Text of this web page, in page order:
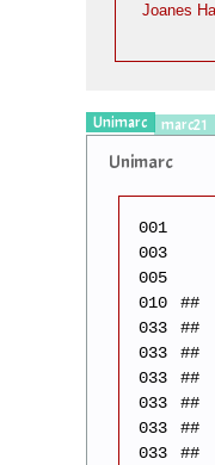
Joanes
Unimarc marc21
Unimarc
001
003
005
010
##
033
##
033
##
033
##
033
##
033
##
033
##